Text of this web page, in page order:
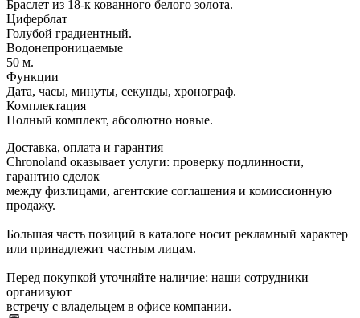
Браслет из 18-к кованного белого золота.
Циферблат
Голубой градиентный.
Водонепроницаемые
50 м.
Функции
Дата, часы, минуты, секунды, хронограф.
Комплектация
Полный комплект, абсолютно новые.
Доставка, оплата и гарантия
Chronoland оказывает услуги: проверку подлинности,
гарантию сделок
между физлицами, агентские соглашения и комиссионную
продажу.
Большая часть позиций в каталоге носит рекламный характер
или принадлежит частным лицам.
Перед покупкой уточняйте наличие: наши сотрудники
организуют
встречу с владельцем в офисе компании.